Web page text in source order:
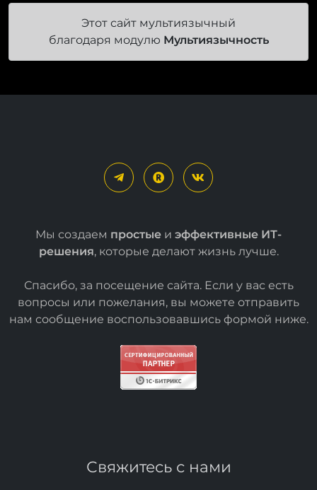
Этот сайт мультиязычный
благодаря модулю Мультиязычность
Мы создаем простые и эффективные ИТ-
решения, которые делают жизнь лучше.
Спасибо, за посещение сайта. Если у вас есть
вопросы или пожелания, вы можете отправить
нам сообщение воспользовавшись формой ниже.
Свяжитесь с нами